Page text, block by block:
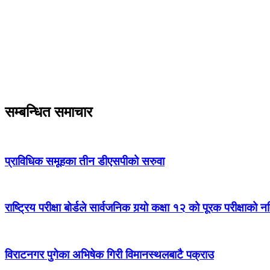
सम्बन्धित समाचार
प्राविधिक समूहका तीन डीएसपीको सरुवा
राष्ट्रिय परीक्षा बोर्डले सार्वजनिक गर्‍यो कक्षा १२ को पूरक परीक्षाको
विराटनगर पुगेका अभिषेक गिरी विमानस्थलबाटै पक्राउ